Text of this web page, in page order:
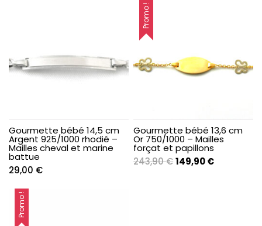
Gourmette bébé 14,5 cm
Argent 925/1000 rhodié –
Mailles cheval et marine
battue
29,00 €
Promo !
Gourmette bébé 13,6 cm
Or 750/1000 – Mailles
forçat et papillons
243,90€Le
149,90€Le
Promo !